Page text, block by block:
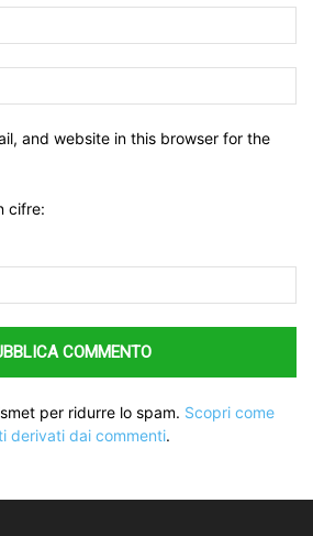
and website in this browser for the
cifre:
per ridurre lo spam. Scopri come
derivati dai commenti.